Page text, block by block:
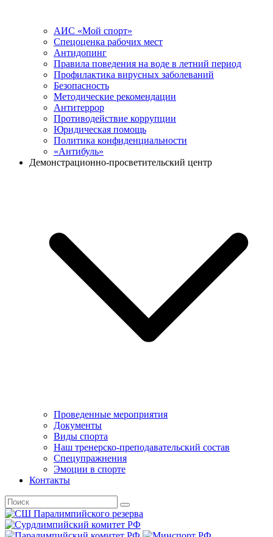
АИС «Мой спорт»
Спецоценка рабочих мест
Антидопинг
Правила поведения на воде в летний период
Профилактика вирусных заболеваний
Безопасность
Методические рекомендации
Антитеррор
Противодействие коррупции
Юридическая помощь
Политика конфиденциальности
«Антибуль»
Демонстрационно-просветительский центр
Проведенные мероприятия
Документы
Виды спорта
Наш тренерско-преподавательский состав
Спецупражнения
Эмоции в спорте
Контакты